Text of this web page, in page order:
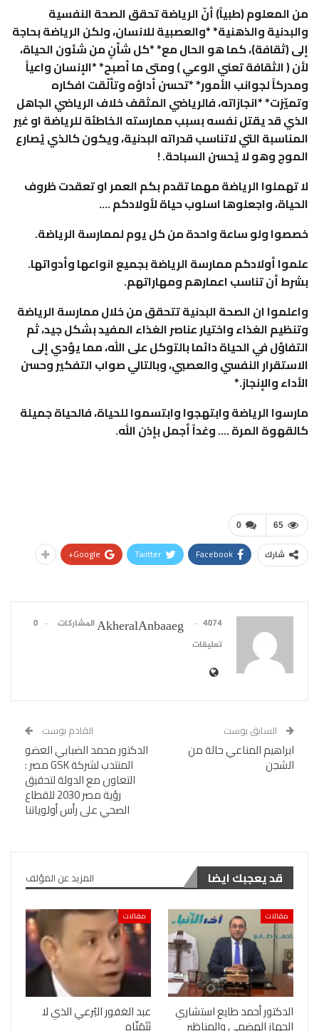
من المعلوم (طبياً) أنّ الرياضة تحقق الصحة النفسية
والبدنية والذهنية* *والعصبية للانسان، ولكن الرياضة بحاجة
إلى (ثقافة)، كما هو الحال مع* *كل شأنٍ من شئون الحياة،
لأن ( الثقافة تعني الوعي ) ومتى ما أصبح* *الإنسان واعياً
ومدركاً لجوانب الأمور* *تحسن أداؤه وتألّقت افكاره
وتميّزت* *انجازاته، فالرياضي المثقف خلاف الرياضي الجاهل
الذي قد يقتل نفسه بسبب ممارسته الخاطئة للرياضة او غير
المناسبة التي لاتناسب قدراته البدنية، ويكون كالذي يُصارع
الموج وهو لا يُحسن السباحة. !
لا تهملوا الرياضة مهما تقدم بكم العمر او تعقدت ظروف
الحياة، واجعلوها اسلوب حياة لأولادكم ….
خصصوا ولو ساعة واحدة من كل يوم لممارسة الرياضة.
علموا أولادكم ممارسة الرياضة بجميع انواعها وأدواتها.
بشرط أن تناسب اعمارهم ومهاراتهم.
واعلموا ان الصحة البدنية تتحقق من خلال ممارسة الرياضة
وتنظيم الغذاء واختيار عناصر الغذاء المفيد بشكل جيد، ثم
التفاؤل في الحياة دائما بالتوكل على الله، مما يؤدي إلى
الاستقرار النفسي والعصبي، وبالتالي صواب التفكير وحسن
الأداء والإنجاز.*
مارسوا الرياضة وابتهجوا وابتسموا للحياة، فالحياة جميلة
كالقهوة المرة …. وغداً أجمل بإذن الله.
0 65
شارك Facebook
Twitter
Google+
AkheralAnbaaeg 4074 المشاركات
0
تعليقات
السابق بوست
ابراهيم المناعي حالة من
الشجن
القادم بوست
الدكتور محمد الضبابي العضو
المنتدب لشركة GSK مصر :
التعاون مع الدولة لتحقيق
رؤية مصر 2030 للقطاع
الصحي على رأس أولوياتنا
قد يعجبك ايضا المزيد عن المؤلف
مقالات
الدكتور أحمد طايع استشاري
الجهاز الهضمي والمناظير
مقالات
عبد الغفور البُرعي الذي لا
نَتَمَنّاه